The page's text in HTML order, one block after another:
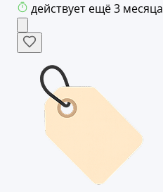
действует ещё 3 месяца